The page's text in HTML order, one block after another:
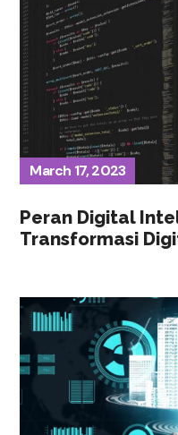
March 17, 2023
Peran Digital
Transformasi